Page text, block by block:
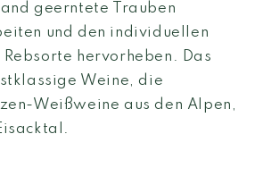
geerntete Trauben
und den individuellen
hervorheben. Das
Weine, die
Weißweine aus den Alpen,